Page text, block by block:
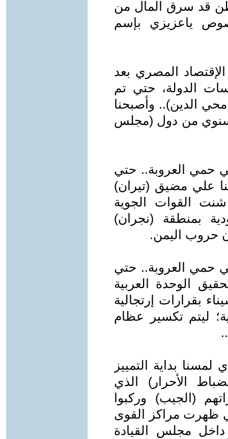
قد سرق المال من
ياعزيزي بإسم
المصري بعد
الدولة، حتي تم
محي الدين).. وأصبحنا
سنوي من دول (مجلس
حمي العروبة.. حتي
علي مضيق (تيران)
القوات الجوية
بمنطقة (نجران)
حروب اليمن.
حمي العروبة.. حتي
الوحدة العربية
بقرارات إرتجالية
ليتم تكسير عظام
بداية التمييز
الأحرار) الذي
(الجيب) وركبوا
ظهرت مراكز القوى
داخل مجلس القيادة